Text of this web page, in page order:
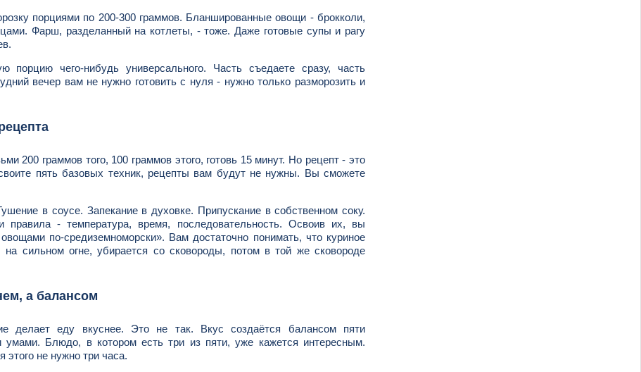
порциями по 200-300 граммов. Бланшированные овощи - брокколи,
Фарш, разделанный на котлеты, - тоже. Даже готовые супы и рагу
порцию чего-нибудь универсального. Часть съедаете сразу, часть
вечер вам не нужно готовить с нуля - нужно только разморозить и
200 граммов того, 100 граммов этого, готовь 15 минут. Но рецепт - это
пять базовых техник, рецепты вам будут не нужны. Вы сможете
в соусе. Запекание в духовке. Припускание в собственном соку.
- температура, время, последовательность. Освоив их, вы
по-средиземноморски». Вам достаточно понимать, что куриное
сильном огне, убирается со сковороды, потом в той же сковороде
а балансом
делает еду вкуснее. Это не так. Вкус создаётся балансом пяти
и умами. Блюдо, в котором есть три из пяти, уже кажется интересным.
не нужно три часа.